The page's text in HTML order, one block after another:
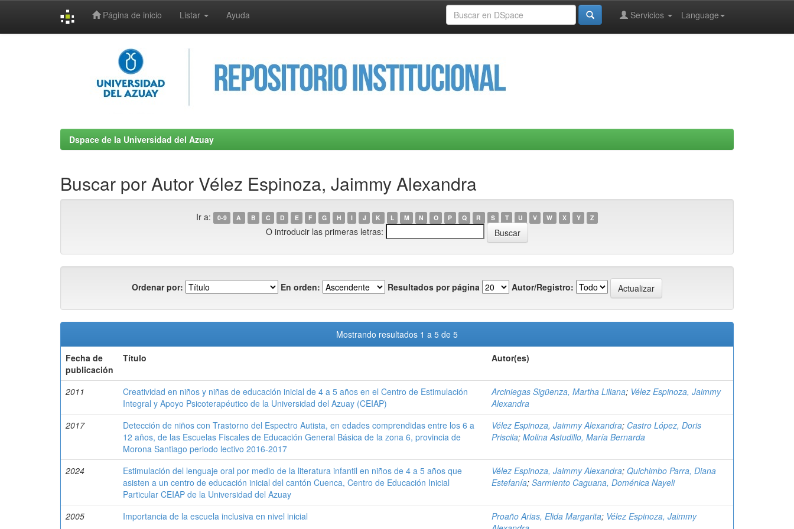
Página de inicio Listar Ayuda Language
Servicios
Dspace de la Universidad del Azuay
Buscar por Autor Vélez Espinoza, Jaimmy Alexandra
Ir a: 0-9 A B C D E F G H I J K L M N O P Q R S T U V W X Y Z
O introducir las primeras letras:
Ordenar por: En orden: Resultados por página Autor/Registro:
Mostrando resultados 1 a 5 de 5
Fecha de
publicación
Título Autor(es)
2011
Creatividad en niños y niñas de educación inicial de 4 a 5 años en el Centro de Estimulación
Integral y Apoyo Psicoterapéutico de la Universidad del Azuay (CEIAP)
Arciniegas Sigüenza, Martha Liliana; Vélez Espinoza, Jaimmy
Alexandra
2017
Detección de niños con Trastorno del Espectro Autista, en edades comprendidas entre los 6 a
12 años, de las Escuelas Fiscales de Educación General Básica de la zona 6, provincia de
Morona Santiago periodo lectivo 2016-2017
Vélez Espinoza, Jaimmy Alexandra; Castro López, Doris
Priscila; Molina Astudillo, María Bernarda
2024
Estimulación del lenguaje oral por medio de la literatura infantil en niños de 4 a 5 años que
asisten a un centro de educación inicial del cantón Cuenca, Centro de Educación Inicial
Particular CEIAP de la Universidad del Azuay
Vélez Espinoza, Jaimmy Alexandra; Quichimbo Parra, Diana
Estefanía; Sarmiento Caguana, Doménica Nayeli
2005 Importancia de la escuela inclusiva en nivel inicial Proaño Arias, Elida Margarita; Vélez Espinoza, Jaimmy